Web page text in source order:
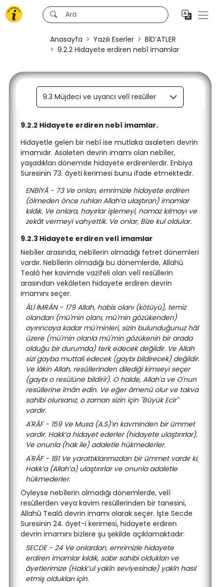
Anasayfa Yazılı Eserler
BİD’ATLER
9.2.2 Hidayete erdiren nebî imamlar
9.3 Müjdeci ve uyarıcı velî resûller
9.2.2 Hidayete erdiren nebî imamlar.
Hidayetle gelen bir nebî ise mutlaka asaleten devrin
imamıdır. Asaleten devrin imamı olan nebîler,
yaşadıkları dönemde hidayete erdirenlerdir. Enbiya
Suresinin 73. âyeti kerimesi bunu ifade etmektedir.
ENBİYÂ - 73 Ve onları, emrimizle hidayete erdiren
(ölmeden önce ruhları Allah’a ulaştıran) imamlar
kıldık. Ve onlara, hayırlar işlemeyi, namaz kılmayı ve
zekât vermeyi vahyettik. Ve onlar, Bize kul oldular.
9.2.3 Hidayete erdiren velî imamlar
Nebîler arasında, nebîlerin olmadığı fetret dönemleri
vardır. Nebîlerin olmadığı bu dönemlerde, Allahû
Tealâ her kavimde vazifeli olan velî resûllerin
arasından vekâleten hidayete erdiren devrin
imamını seçer.
ÂLİ İMRÂN - 179 Allah, habis olanı (kötüyü), temiz
olandan (mü'min olanı, mü'min gözükenden)
ayırıncaya kadar mü'minleri, sizin bulunduğunuz hâl
üzere (mü'min olanla mü'min gözükenin bir arada
olduğu bir durumda) terk edecek değildir. Ve Allah
sizi gayba muttali edecek (gaybı bildirecek) değildir.
Ve lâkin Allah, resûllerinden dilediği kimseyi seçer
(gaybı o resûlüne bildirir). O halde, Allah'a ve O'nun
resûllerine îmân edin. Ve eğer âmenû olur ve takva
sahibi olursanız, o zaman sizin için "Büyük Ecir"
vardır.
A'RÂF - 159 Ve Musa (A.S)’ın kavminden bir ümmet
vardır. Hakk’a hidayet ederler (hidayete ulaştırırlar).
Ve onunla (hak ile) adaletle hükmederler.
A'RÂF - 181 Ve yarattıklarımızdan bir ümmet vardır ki,
Hakk’a (Allah’a) ulaştırırlar ve onunla adaletle
hükmederler.
Öyleyse nebîlerin olmadığı dönemlerde, velî
resûllerden veya kavim resûllerinden bir tanesini,
Allahû Tealâ devrin imamı olarak seçer. İşte Secde
Suresinin 24. âyet-i kerimesi, hidayete erdiren
devrin imamını bizlere şu şekilde açıklamaktadır:
SECDE - 24 Ve onlardan, emrimizle hidayete
erdiren imamlar kıldık, sabır sahibi oldukları ve
âyetlerimize (Hakk’ul yakîn seviyesinde) yakîn hasıl
etmiş oldukları için.